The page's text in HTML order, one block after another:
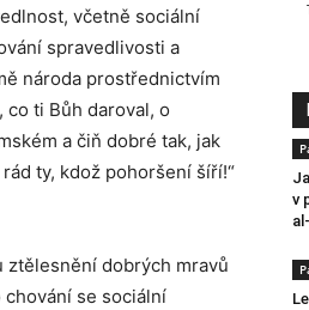
včetně sociální
spravedlivosti a
národa prostřednictvím
ti Bůh daroval, o
a čiň dobré tak, jak
ty, kdož pohoršení šíří!“
ztělesnění dobrých mravů
se sociální
v